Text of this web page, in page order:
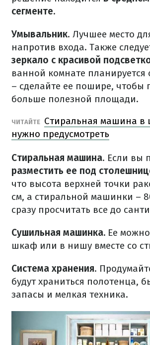
сегменте.
Умывальник. Лучшее место
напротив входа. Также
зеркало с красивой
ванной комнате
– сделайте ее пошире, чтобы
больше полезной площади.
ЧИТАЙТЕ Стиральная машина в
нужно предусмотреть
Стиральная машина. Если вы
разместить ее под
что высота верхней точки
см, а стиральной машинки –
сразу просчитать все до
Сушильная машинка. Ее
шкаф или в нишу вместе со
Система хранения.
будут храниться полотенца,
запасы и мелкая техника.